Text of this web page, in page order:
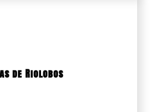
de Riolobos